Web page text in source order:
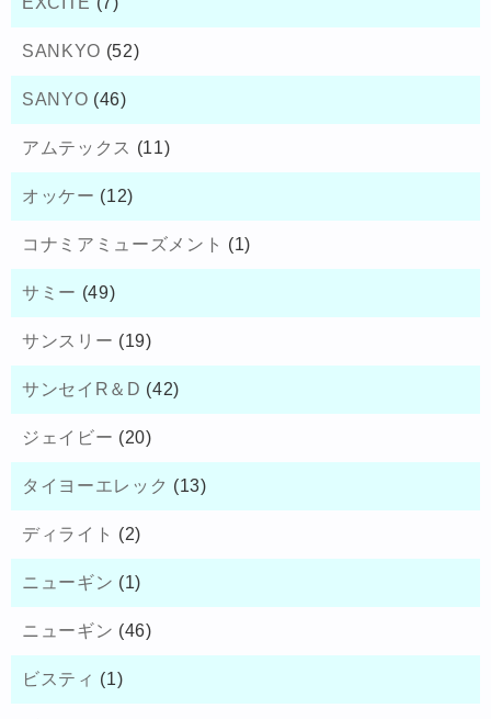
SANKYO (52)
SANYO (46)
アムテックス (11)
オッケー (12)
コナミアミューズメント (1)
サミー (49)
サンスリー (19)
サンセイR＆D (42)
ジェイビー (20)
タイヨーエレック (13)
ディライト (2)
ニューギン (1)
ニューギン (46)
ビスティ (1)